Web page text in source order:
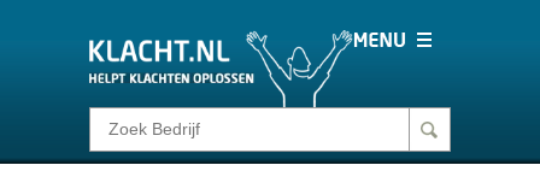
Klacht melden